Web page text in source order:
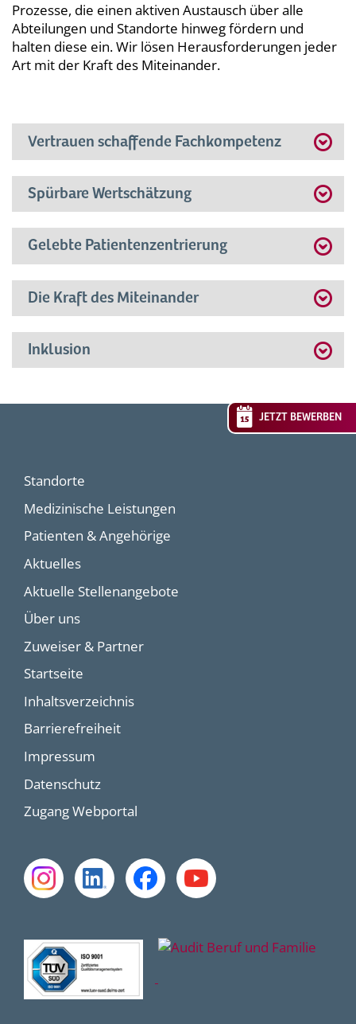
Prozesse, die einen aktiven Austausch über alle
Abteilungen und Standorte hinweg fördern und
halten diese ein. Wir lösen Herausforderungen jeder
Art mit der Kraft des Miteinander.
Vertrauen schaffende Fachkompetenz
Spürbare Wertschätzung
Gelebte Patientenzentrierung
Die Kraft des Miteinander
Inklusion
JETZT BEWERBEN
Standorte
Medizinische Leistungen
Patienten & Angehörige
Aktuelles
Aktuelle Stellenangebote
Über uns
Zuweiser & Partner
Startseite
Inhaltsverzeichnis
Barrierefreiheit
Impressum
Datenschutz
Zugang Webportal